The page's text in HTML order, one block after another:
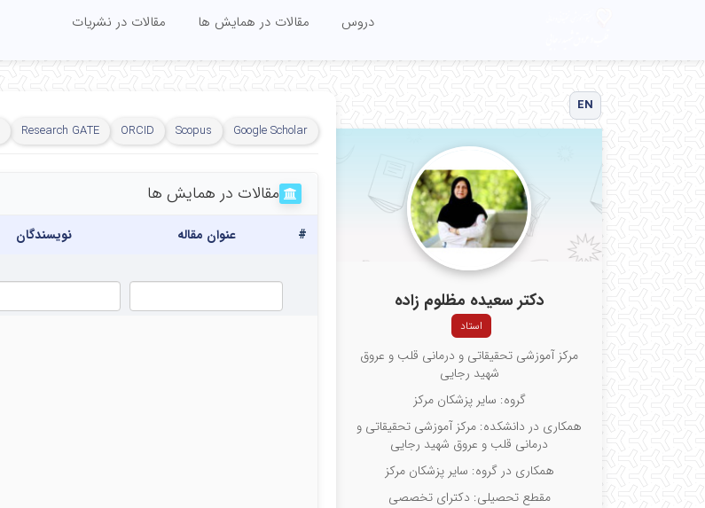
دروس مقالات در همایش ها مقالات در نشریات
EN
دکتر سعیده مظلوم زاده
استاد
مرکز آموزشی تحقیقاتی و درمانی قلب و عروق
شهید رجایی
گروه: سایر پزشکان مرکز
همکاری در دانشکده: مرکز آموزشی تحقیقاتی و
درمانی قلب و عروق شهید رجایی
همکاری در گروه: سایر پزشکان مرکز
مقطع تحصیلی: دکترای تخصصی
Google Scholar
Scopus
ORCID
Research GATE
مقالات در همایش ها
# عنوان مقاله نویسندگان